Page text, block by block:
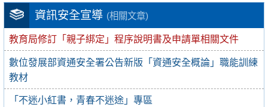
資訊安全宣導 (相關文章)
教育局修訂「親子綁定」程序說明書及申請單相關文件
數位發展部資通安全署公告新版「資通安全概論」職能訓練
教材
「不迷小紅書，青春不迷途」專區